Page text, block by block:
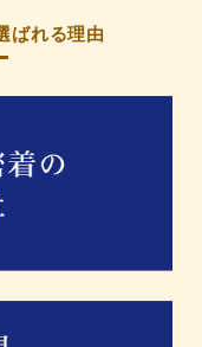
ばれる理由